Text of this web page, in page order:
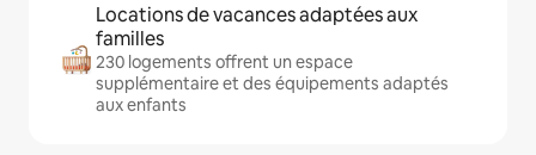
Locations de vacances adaptées aux
familles
230 logements offrent un espace
supplémentaire et des équipements adaptés
aux enfants